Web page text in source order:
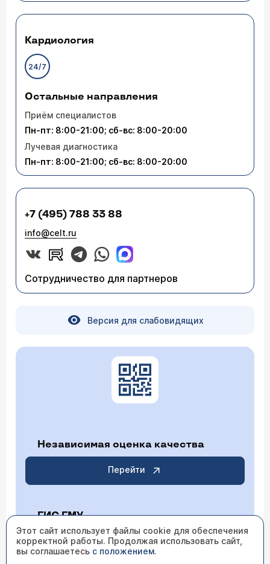
Кардиология
24/7
Остальные направления
Приём специалистов
Пн-пт: 8:00-21:00; сб-вс: 8:00-20:00
Лучевая диагностика
Пн-пт: 8:00-21:00; сб-вс: 8:00-20:00
+7 (495) 788 33 88
info@celt.ru
Сотрудничество для партнеров
Версия для слабовидящих
Независимая оценка качества
Перейти
ГИС ГМУ
Перейти
Этот сайт использует файлы cookie для обеспечения
корректной работы. Продолжая использовать сайт,
вы соглашаетесь с положением.